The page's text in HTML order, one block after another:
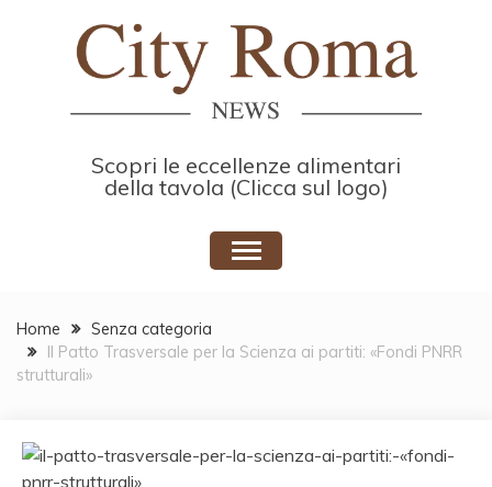
Scopri le eccellenze alimentari
della tavola (Clicca sul logo)
Home
Senza categoria
Il Patto Trasversale per la Scienza ai partiti: «Fondi PNRR
strutturali»